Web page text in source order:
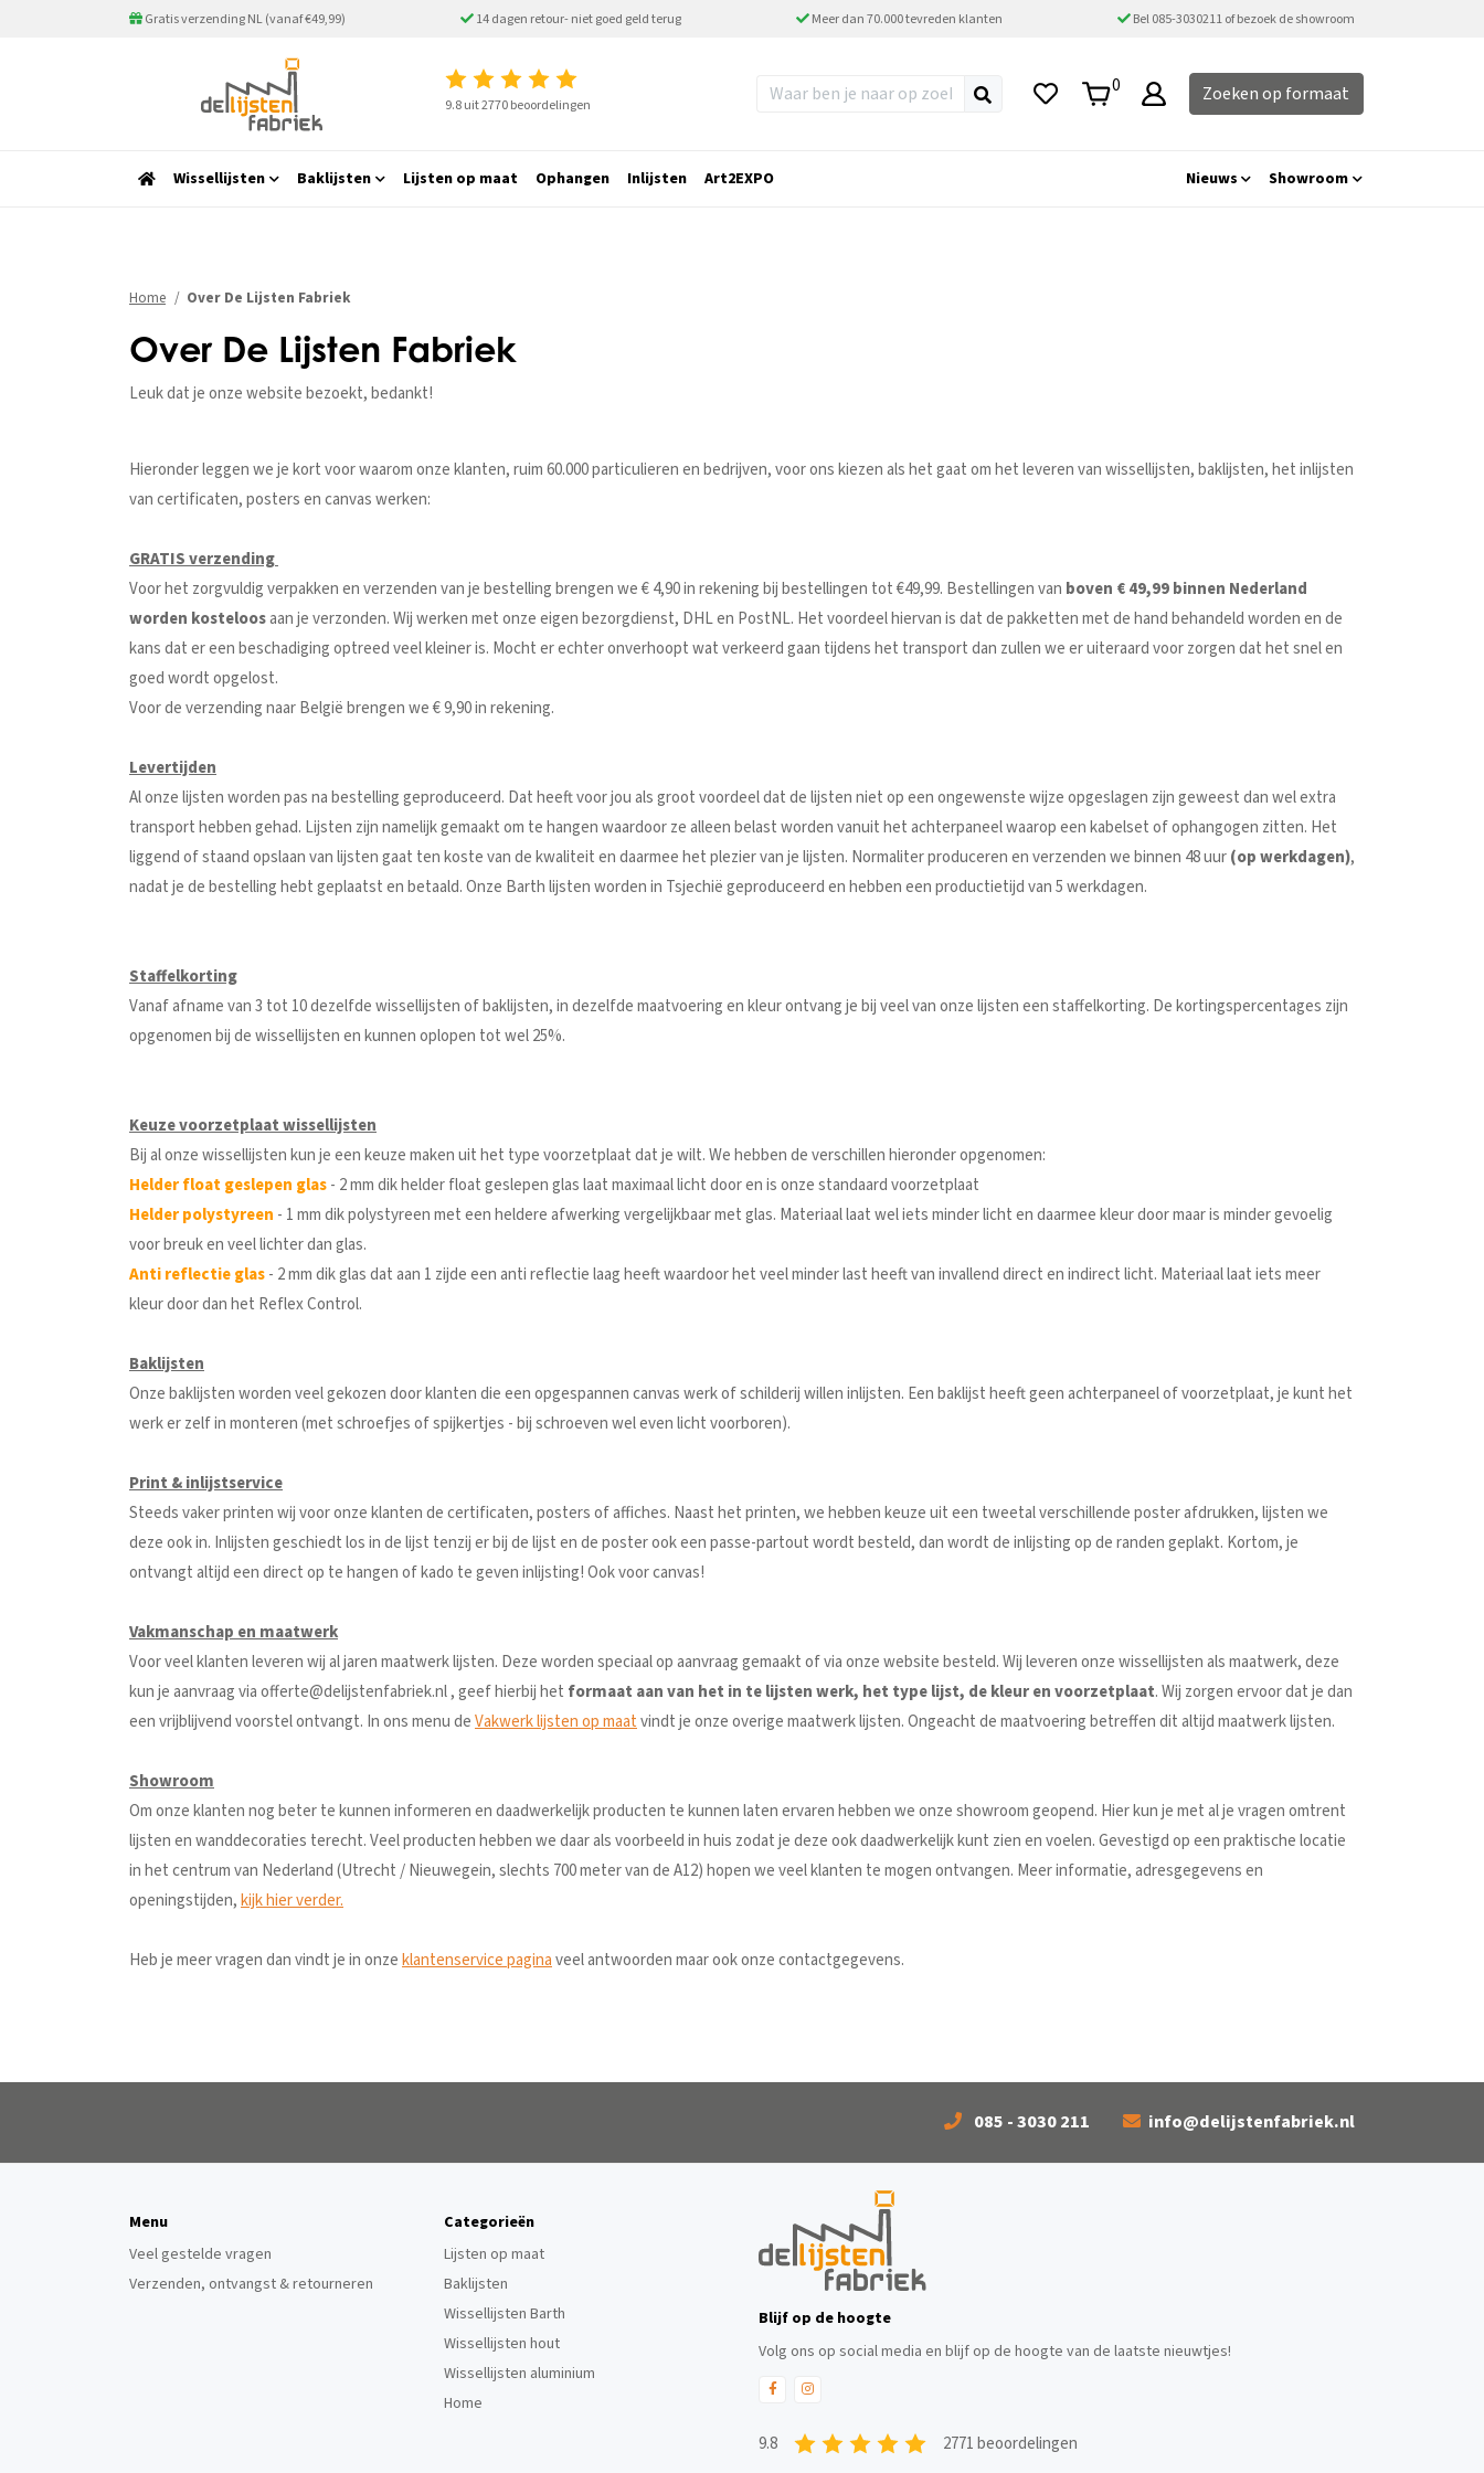
Gratis verzending NL (vanaf €49,99) 14 dagen retour- niet goed geld terug Meer dan 70.000 tevreden klanten Bel 085-3030211 of bezoek de showroom
9.8 uit 2770 beoordelingen
0 Zoeken op formaat
Wissellijsten Baklijsten Lijsten op maat Ophangen Inlijsten Art2EXPO Nieuws Showroom
Home Over De Lijsten Fabriek
Over De Lijsten Fabriek
Leuk dat je onze website bezoekt, bedankt!
Hieronder leggen we je kort voor waarom onze klanten, ruim 60.000 particulieren en bedrijven, voor ons kiezen als het gaat om het leveren van wissellijsten, baklijsten, het inlijsten
van certificaten, posters en canvas werken:
GRATIS verzending
Voor het zorgvuldig verpakken en verzenden van je bestelling brengen we € 4,90 in rekening bij bestellingen tot €49,99. Bestellingen van boven € 49,99 binnen Nederland
worden kosteloosaan je verzonden. Wij werken met onze eigen bezorgdienst, DHL en PostNL. Het voordeel hiervan is dat de pakketten met de hand behandeld worden en de
kans dat er een beschadiging optreed veel kleiner is. Mocht er echter onverhoopt wat verkeerd gaan tijdens het transport dan zullen we er uiteraard voor zorgen dat het snel en
goed wordt opgelost.
Voor de verzending naar België brengen we € 9,90 in rekening.
Levertijden
Al onze lijsten worden pas na bestelling geproduceerd. Dat heeft voor jou als groot voordeel dat de lijsten niet op een ongewenste wijze opgeslagen zijn geweest dan wel extra
transport hebben gehad. Lijsten zijn namelijk gemaakt om te hangen waardoor ze alleen belast worden vanuit het achterpaneel waarop een kabelset of ophangogen zitten. Het
liggend of staand opslaan van lijsten gaat ten koste van de kwaliteit en daarmee het plezier van je lijsten. Normaliter produceren en verzenden we binnen 48 uur(op werkdagen),
nadat je de bestelling hebt geplaatst en betaald. Onze Barth lijsten worden in Tsjechië geproduceerd en hebben een productietijd van 5 werkdagen.
Staffelkorting
Vanaf afname van 3 tot 10 dezelfde wissellijsten of baklijsten, in dezelfde maatvoering en kleur ontvang je bij veel van onze lijsten een staffelkorting. De kortingspercentages zijn
opgenomen bij de wissellijsten en kunnen oplopen tot wel 25%.
Keuze voorzetplaat wissellijsten
Bij al onze wissellijsten kun je een keuze maken uit het type voorzetplaat dat je wilt. We hebben de verschillen hieronder opgenomen:
Helder float geslepen glas- 2 mm dik helder float geslepen glas laat maximaal licht door en is onze standaard voorzetplaat
Helder polystyreen - 1 mm dik polystyreen met een heldere afwerking vergelijkbaar met glas. Materiaal laat wel iets minder licht en daarmee kleur door maar is minder gevoelig
voor breuk en veel lichter dan glas.
Anti reflectie glas- 2 mm dik glas dat aan 1 zijde een anti reflectie laag heeft waardoor het veel minder last heeft van invallend direct en indirect licht. Materiaal laat iets meer
kleur door dan het Reflex Control.
Baklijsten
Onze baklijsten worden veel gekozen door klanten die een opgespannen canvas werk of schilderij willen inlijsten. Een baklijst heeft geen achterpaneel of voorzetplaat, je kunt het
werk er zelf in monteren (met schroefjes of spijkertjes - bij schroeven wel even licht voorboren).
Print & inlijstservice
Steeds vaker printen wij voor onze klanten de certificaten, posters of affiches. Naast het printen, we hebben keuze uit een tweetal verschillende poster afdrukken, lijsten we
deze ook in. Inlijsten geschiedt los in de lijst tenzij er bij de lijst en de poster ook een passe-partout wordt besteld, dan wordt de inlijsting op de randen geplakt. Kortom, je
ontvangt altijd een direct op te hangen of kado te geven inlijsting! Ook voor canvas!
Vakmanschap en maatwerk
Voor veel klanten leveren wij al jaren maatwerk lijsten. Deze worden speciaal op aanvraag gemaakt of via onze website besteld. Wij leveren onze wissellijsten als maatwerk, deze
kun je aanvraag via offerte@delijstenfabriek.nl , geef hierbij het formaat aan van het in te lijsten werk, het type lijst, de kleur en voorzetplaat. Wij zorgen ervoor dat je dan
een vrijblijvend voorstel ontvangt. In ons menu deVakwerk lijsten op maatvindt je onze overige maatwerk lijsten. Ongeacht de maatvoering betreffen dit altijd maatwerk lijsten.
Showroom
Om onze klanten nog beter te kunnen informeren en daadwerkelijk producten te kunnen laten ervaren hebben we onze showroom geopend. Hier kun je met al je vragen omtrent
lijsten en wanddecoraties terecht. Veel producten hebben we daar als voorbeeld in huis zodat je deze ook daadwerkelijk kunt zien en voelen. Gevestigd op een praktische locatie
in het centrum van Nederland (Utrecht / Nieuwegein, slechts 700 meter van de A12) hopen we veel klanten te mogen ontvangen. Meer informatie, adresgegevens en
openingstijden,kijk hier verder.
Heb je meer vragen dan vindt je in onzeklantenservice paginaveel antwoorden maar ook onze contactgegevens.
085 - 3030 211 info@delijstenfabriek.nl
Menu
Veel gestelde vragen
Verzenden, ontvangst & retourneren
Categorieën
Lijsten op maat
Baklijsten
Wissellijsten Barth
Wissellijsten hout
Wissellijsten aluminium
Home
Blijf op de hoogte
Volg ons op social media en blijf op de hoogte van de laatste nieuwtjes!
9.8 2771 beoordelingen